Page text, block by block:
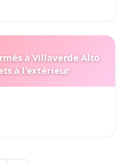
à Villaverde Alto
à l'extérieur